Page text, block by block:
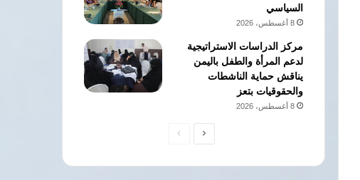
السياسي
8 أغسطس، 2026
مركز الدراسات الاستراتيجية
لدعم المرأة والطفل باليمن
يناقش حماية الناشطات
والحقوقيات بتعز
8 أغسطس، 2026
الصفحةالصفحة